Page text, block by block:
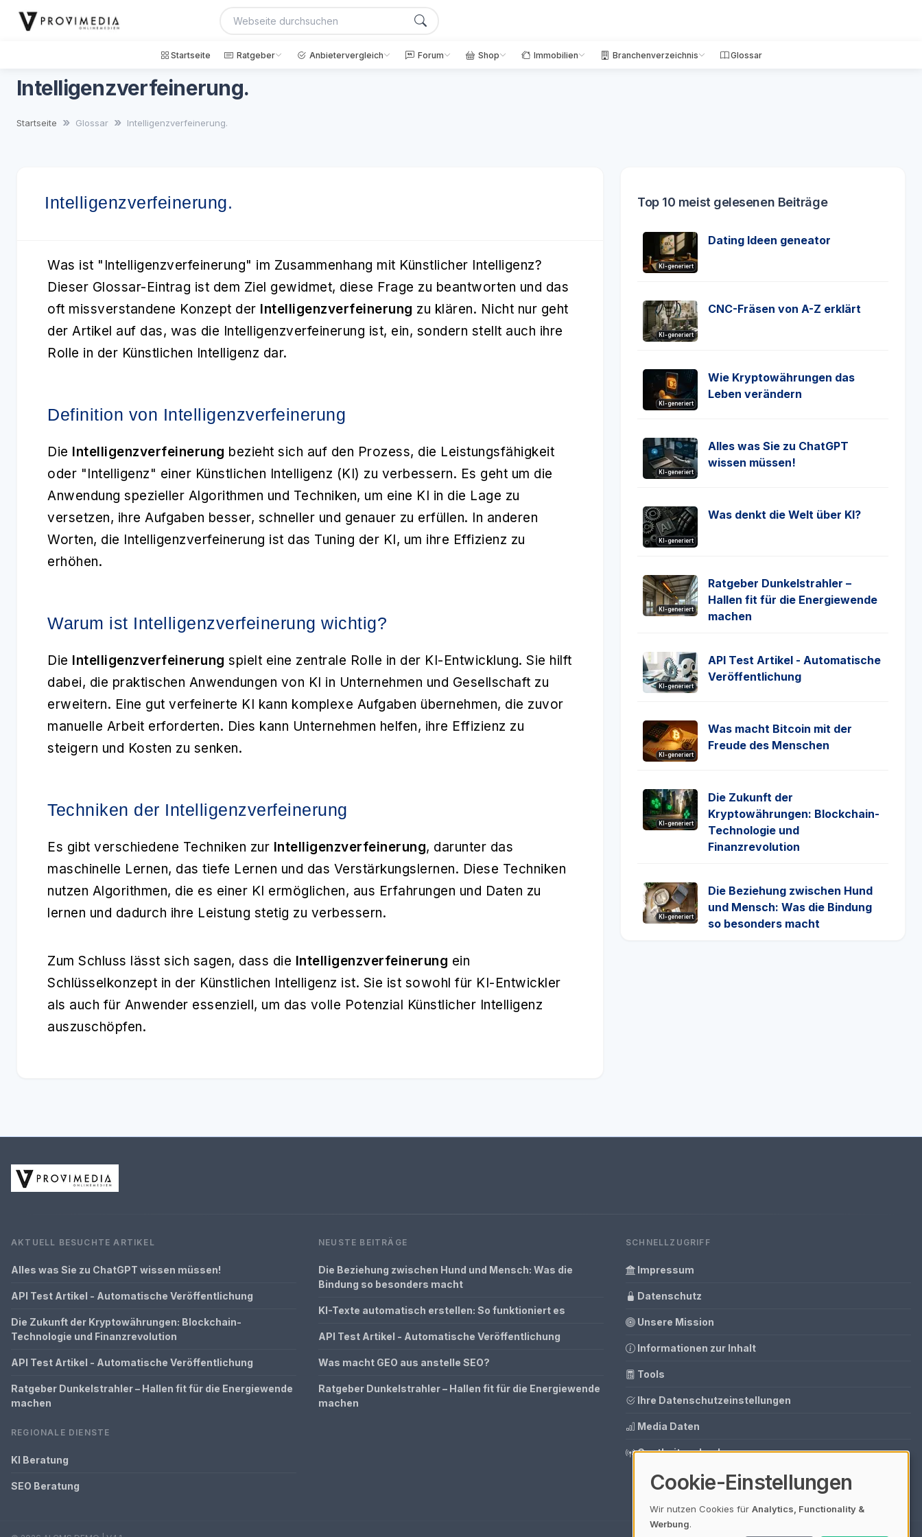
Startseite Ratgeber Anbietervergleich Forum Shop Immobilien Branchenverzeichnis Glossar
Intelligenzverfeinerung.
Startseite Glossar Intelligenzverfeinerung.
Intelligenzverfeinerung.
Was ist "Intelligenzverfeinerung" im Zusammenhang mit Künstlicher Intelligenz?
Dieser Glossar-Eintrag ist dem Ziel gewidmet, diese Frage zu beantworten und das
oft missverstandene Konzept der Intelligenzverfeinerung zu klären. Nicht nur geht
der Artikel auf das, was die Intelligenzverfeinerung ist, ein, sondern stellt auch ihre
Rolle in der Künstlichen Intelligenz dar.
Definition von Intelligenzverfeinerung
Die Intelligenzverfeinerung bezieht sich auf den Prozess, die Leistungsfähigkeit
oder "Intelligenz" einer Künstlichen Intelligenz (KI) zu verbessern. Es geht um die
Anwendung spezieller Algorithmen und Techniken, um eine KI in die Lage zu
versetzen, ihre Aufgaben besser, schneller und genauer zu erfüllen. In anderen
Worten, die Intelligenzverfeinerung ist das Tuning der KI, um ihre Effizienz zu
erhöhen.
Warum ist Intelligenzverfeinerung wichtig?
Die Intelligenzverfeinerung spielt eine zentrale Rolle in der KI-Entwicklung. Sie hilft
dabei, die praktischen Anwendungen von KI in Unternehmen und Gesellschaft zu
erweitern. Eine gut verfeinerte KI kann komplexe Aufgaben übernehmen, die zuvor
manuelle Arbeit erforderten. Dies kann Unternehmen helfen, ihre Effizienz zu
steigern und Kosten zu senken.
Techniken der Intelligenzverfeinerung
Es gibt verschiedene Techniken zur Intelligenzverfeinerung, darunter das
maschinelle Lernen, das tiefe Lernen und das Verstärkungslernen. Diese Techniken
nutzen Algorithmen, die es einer KI ermöglichen, aus Erfahrungen und Daten zu
lernen und dadurch ihre Leistung stetig zu verbessern.
Zum Schluss lässt sich sagen, dass die Intelligenzverfeinerung ein
Schlüsselkonzept in der Künstlichen Intelligenz ist. Sie ist sowohl für KI-Entwickler
als auch für Anwender essenziell, um das volle Potenzial Künstlicher Intelligenz
auszuschöpfen.
Top 10 meist gelesenen Beiträge
KI-generiert
Dating Ideen geneator
KI-generiert
CNC-Fräsen von A-Z erklärt
KI-generiert
Wie Kryptowährungen das
Leben verändern
KI-generiert
Alles was Sie zu ChatGPT
wissen müssen!
KI-generiert
Was denkt die Welt über KI?
KI-generiert
Ratgeber Dunkelstrahler –
Hallen fit für die Energiewende
machen
KI-generiert
API Test Artikel - Automatische
Veröffentlichung
KI-generiert
Was macht Bitcoin mit der
Freude des Menschen
KI-generiert
Die Zukunft der
Kryptowährungen: Blockchain-
Technologie und
Finanzrevolution
KI-generiert
Die Beziehung zwischen Hund
und Mensch: Was die Bindung
so besonders macht
AKTUELL BESUCHTE ARTIKEL
Alles was Sie zu ChatGPT wissen müssen!
API Test Artikel - Automatische Veröffentlichung
Die Zukunft der Kryptowährungen: Blockchain-
Technologie und Finanzrevolution
API Test Artikel - Automatische Veröffentlichung
Ratgeber Dunkelstrahler – Hallen fit für die Energiewende
machen
REGIONALE DIENSTE
KI Beratung
SEO Beratung
NEUSTE BEITRÄGE
Die Beziehung zwischen Hund und Mensch: Was die
Bindung so besonders macht
KI-Texte automatisch erstellen: So funktioniert es
API Test Artikel - Automatische Veröffentlichung
Was macht GEO aus anstelle SEO?
Ratgeber Dunkelstrahler – Hallen fit für die Energiewende
machen
SCHNELLZUGRIFF
Impressum
Datenschutz
Unsere Mission
Informationen zur Inhalt
Tools
Ihre Datenschutzeinstellungen
Media Daten
Gastbeitrag buchen
Cookie-Einstellungen
Wir nutzen Cookies für Analytics, Functionality &
Werbung.